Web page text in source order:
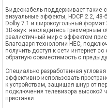
Видеокабель поддерживает такие
визуальные эффекты, HDCP 2.2,
Dolby 7.1 и широкоугольный формат
3D-звук: насладитесь трехмерным
реалистичный мир с эффектом
Благодаря технологии HEC,
получить доступ к сети интернет
обратную совместимость с
Специально разработанная
эффективно использовать
к устройствам, защищая шнур от
подключения телевизора высокой
приставки.